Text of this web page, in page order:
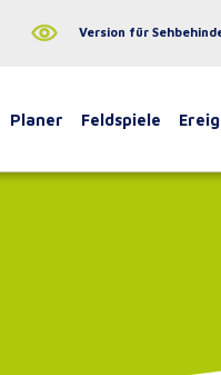
Version für
Planer Feldspiele